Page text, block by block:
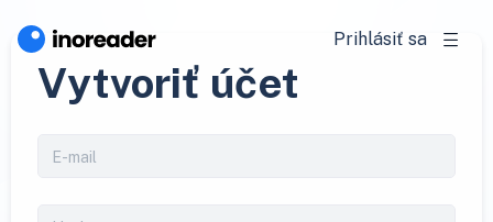
Prihlásiť sa
Vytvoriť účet